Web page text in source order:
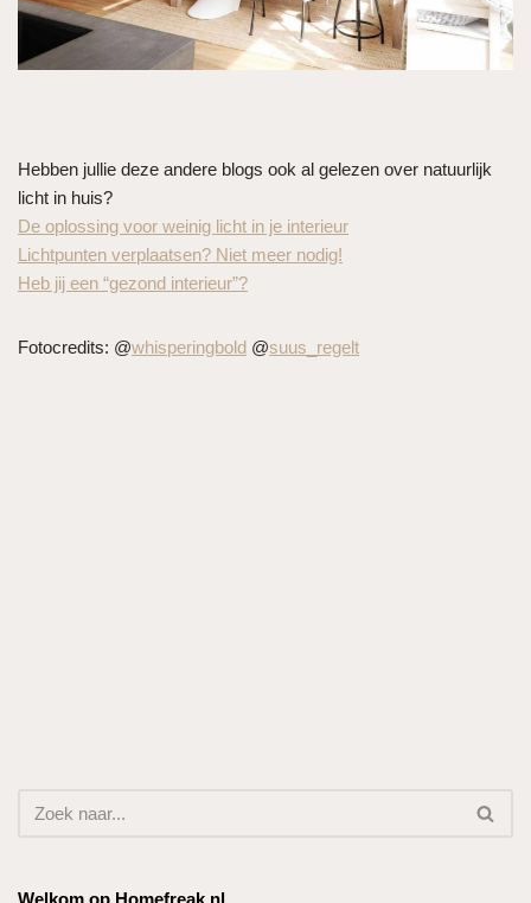
Hebben jullie deze andere blogs ook al gelezen over natuurlijk
licht in huis?
De oplossing voor weinig licht in je interieur
Lichtpunten verplaatsen? Niet meer nodig!
Heb jij een “gezond interieur”?
Fotocredits: @whisperingbold @suus_regelt
Welkom op Homefreak.nl